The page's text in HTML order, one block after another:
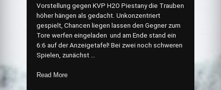
Vorstellung gegen KVP H2O Piestany die Trauben
höher hängen als gedacht. Unkonzentriert
gespielt, Chancen liegen lassen den Gegner zum
Tore werfen eingeladen und am Ende stand ein
6:6 auf der Anzeigetafel! Bei zwei noch schweren
Spielen, zunächst …
Read More„5.